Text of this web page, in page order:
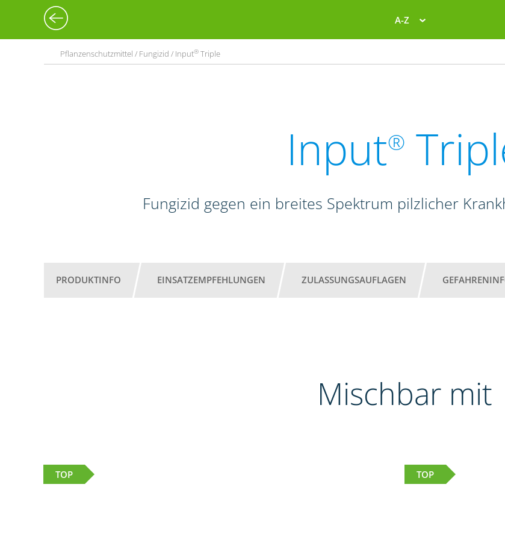
A-Z
Pflanzenschutzmittel / Fungizid / Input® Triple
Input®
Fungizid gegen ein breites Spektrum pilzlicher
PRODUKTINFO EINSATZEMPFEHLUNGEN ZULASSUNGSAUFLAGEN
Mischbar mit
TOP TOP